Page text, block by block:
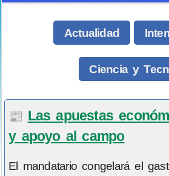
Actualidad
Ciencia y
📰 Las apuestas
y apoyo al campo
El mandatario congelará el